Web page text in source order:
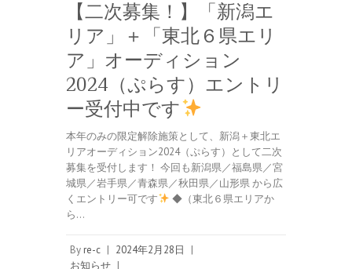
【二次募集！】「新潟エ
リア」＋「東北６県エリ
ア」オーディション
2024（ぷらす）エントリ
ー受付中です
本年のみの限定解除施策として、新潟＋東北エ
リアオーディション2024（ぷらす）として二次
募集を受付します！ 今回も新潟県／福島県／宮
城県／岩手県／青森県／秋田県／山形県 から広
くエントリー可です
◆（東北６県エリアか
ら…
By re-c | 2024年2月28日
|
お知らせ |